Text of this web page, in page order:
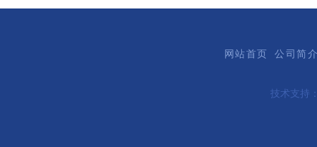
网站首页 公司简
技术支持